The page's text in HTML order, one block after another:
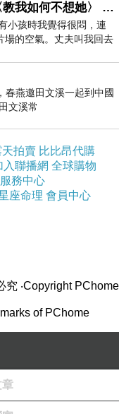
AI葛蘭婚後復出作〈教我如何不想她〉 #戀上老電影 #葛蘭 #粟子
小孩時我覺得很悶，連
場的空氣。丈夫叫我回去
不想她〉（1963
春燕邀田文溪一起到中國
文溪常
天拍賣 比比昂代購
入聯播網 全球購物
服務中心
座命理 會員中心
究 ‧Copyright PChome
of PChome
章